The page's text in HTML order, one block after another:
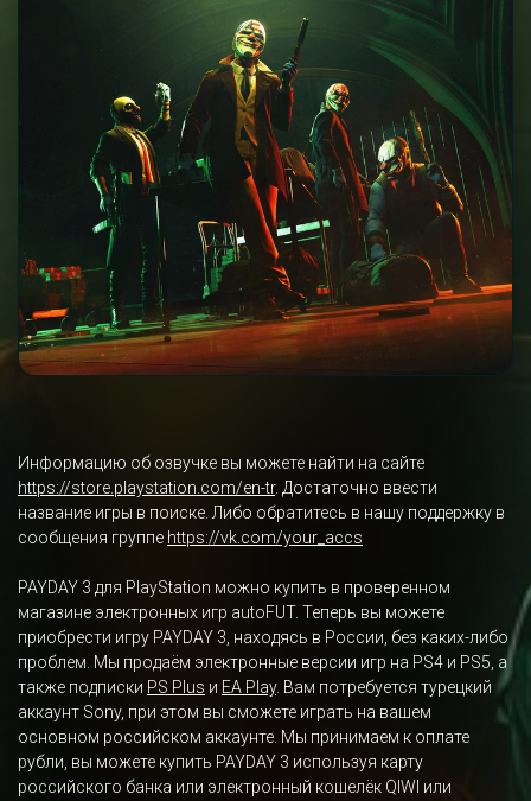
Информацию об озвучке вы можете найти на сайте
https://store.playstation.com/en-tr. Достаточно ввести
название игры в поиске. Либо обратитесь в нашу поддержку в
сообщения группе https://vk.com/your_accs
PAYDAY 3 для PlayStation можно купить в проверенном
магазине электронных игр autoFUT. Теперь вы можете
приобрести игру PAYDAY 3, находясь в России, без каких-либо
проблем. Мы продаём электронные версии игр на PS4 и PS5, а
также подписки PS Plus и EA Play. Вам потребуется турецкий
аккаунт Sony, при этом вы сможете играть на вашем
основном российском аккаунте. Мы принимаем к оплате
рубли, вы можете купить PAYDAY 3 используя карту
российского банка или электронный кошелёк QIWI или